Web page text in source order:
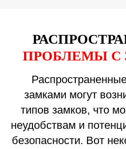
ПРОБЛЕМЫ С
замками могут
типов замков, что
неудобствам и
безопасности. Вот